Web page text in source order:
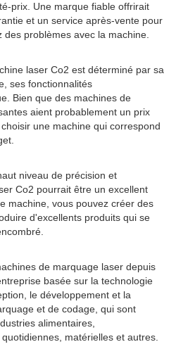
prix. Une marque fiable offrirait
et un service après-vente pour
problèmes avec la machine.
laser Co2 est déterminé par sa
ses fonctionnalités
Bien que des machines de
aient probablement un prix
une machine qui correspond
niveau de précision et
Co2 pourrait être un excellent
machine, vous pouvez créer des
d'excellents produits qui se
de marquage laser depuis
basée sur la technologie
le développement et la
et de codage, qui sont
alimentaires,
matérielles et autres.